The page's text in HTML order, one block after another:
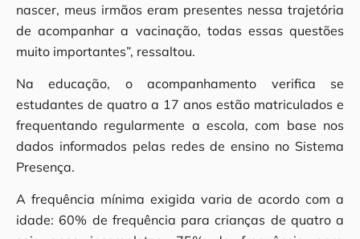
nascer, meus irmãos eram presentes nessa trajetória
de acompanhar a vacinação, todas essas questões
muito importantes”, ressaltou.
Na educação, o acompanhamento verifica se
estudantes de quatro a 17 anos estão matriculados e
frequentando regularmente a escola, com base nos
dados informados pelas redes de ensino no Sistema
Presença.
A frequência mínima exigida varia de acordo com a
idade: 60% de frequência para crianças de quatro a